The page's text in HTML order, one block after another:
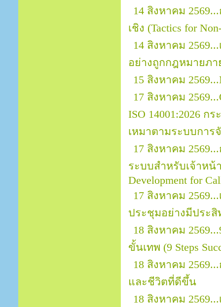
14 สิงหาคม
เชิง (Tactics for
14 สิงหาคม
อย่างถูกกฎหมายภา
15 สิงหาคม
17 สิงหาคม
ISO 14001:2026
เหมาตามระบบการ
17 สิงหาคม
ระบบสำหรับเจ้าหน้า
Development for
17 สิงหาคม
ประชุมอย่างมีประ
18 สิงหาคม
ขั้นเทพ (9 Steps
18 สิงหาคม
และชีวิตที่ดีขึ้น
18 สิงหาคม